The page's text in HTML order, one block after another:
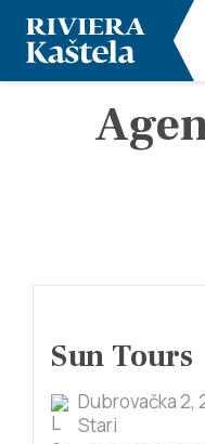
Sun Tours
Dubrovačka 2,
Stari